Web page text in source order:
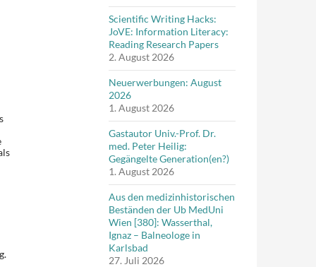
Scientific Writing Hacks:
JoVE: Information Literacy:
Reading Research Papers
2. August 2026
Neuerwerbungen: August
2026
1. August 2026
Gastautor Univ.-Prof. Dr.
med. Peter Heilig:
Gegängelte Generation(en?)
1. August 2026
Aus den medizinhistorischen
Beständen der Ub MedUni
Wien [380]: Wasserthal,
Ignaz – Balneologe in
Karlsbad
27. Juli 2026